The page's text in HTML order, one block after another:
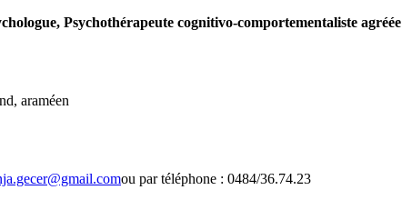
Psychothérapeute cognitivo-comportementaliste agréée
araméen
ou par téléphone : 0484/36.74.23